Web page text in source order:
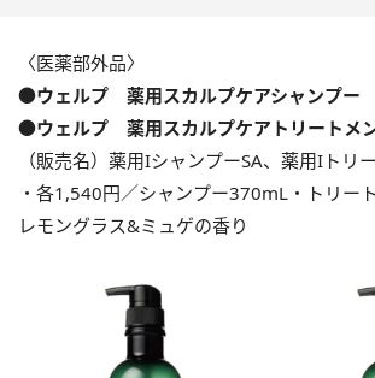
〈医薬部外品〉
●ウェルプ 薬用スカルプケアシャンプー ［
●ウェルプ 薬用スカルプケアトリートメン
（販売名）薬用IシャンプーSA、薬用Iトリ
・各1,540円／シャンプー370mL・トリー
レモングラス&ミュゲの香り